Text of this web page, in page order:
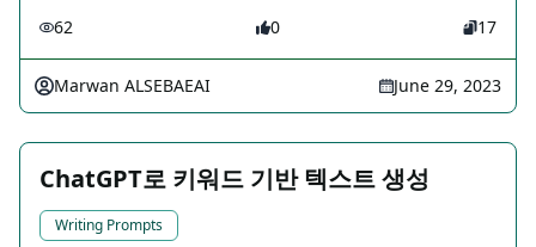
62 0 17
Marwan ALSEBAEAI June 29, 2023
ChatGPT로 키워드 기반 텍스트 생성
Writing Prompts